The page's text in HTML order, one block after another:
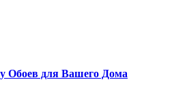
Обоев для Вашего Дома